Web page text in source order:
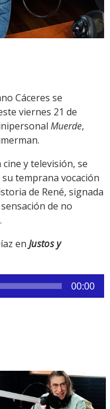
LinkCáceres se
viernes 21 de
Muerde,
y televisión, se
temprana vocación
de René, signada
de no
en Justos y
00:00